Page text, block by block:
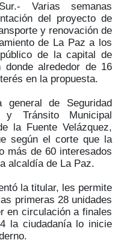
Varias semanas
del proyecto de
y renovación de
de La Paz a los
de la capital de
alrededor de 16
en la propuesta.
de Seguridad
y Tránsito Municipal
la Fuente Velázquez,
según el corte que la
más de 60 interesados
alcaldía de La Paz.
la titular, les permite
primeras 28 unidades
en circulación a finales
la ciudadanía lo inicie